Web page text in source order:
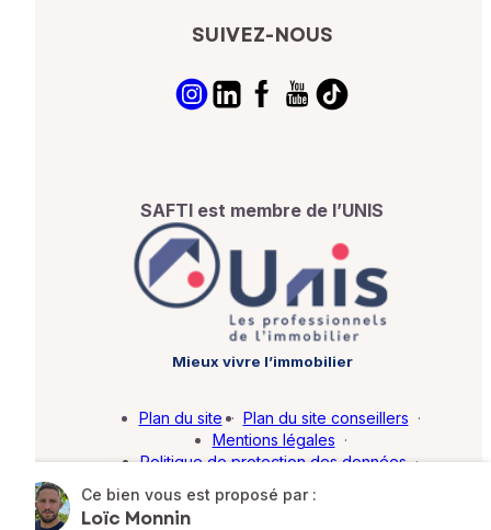
Ce bien vous est proposé par :
Loïc Monnin
SUIVEZ-NOUS
SAFTI est membre de l’UNIS
Mieux vivre l’immobilier
Plan du site · Plan du site conseillers ·
Mentions légales ·
Politique de protection des données ·